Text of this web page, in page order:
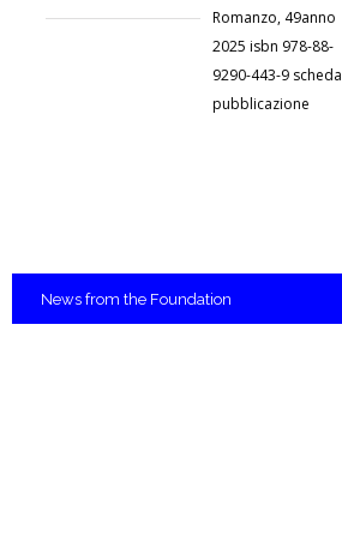
Romanzo, 49anno
2025 isbn 978-88-
9290-443-9 scheda
pubblicazione
News from the Foundation